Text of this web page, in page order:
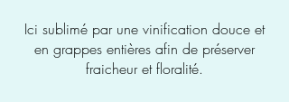
Ici sublimé par une vinification douce et
en grappes entières afin de préserver
fraicheur et floralité.